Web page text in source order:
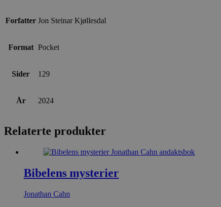
Forfatter Jon Steinar Kjøllesdal
Format Pocket
Sider 129
År 2024
Relaterte produkter
Bibelens mysterier
Jonathan Cahn